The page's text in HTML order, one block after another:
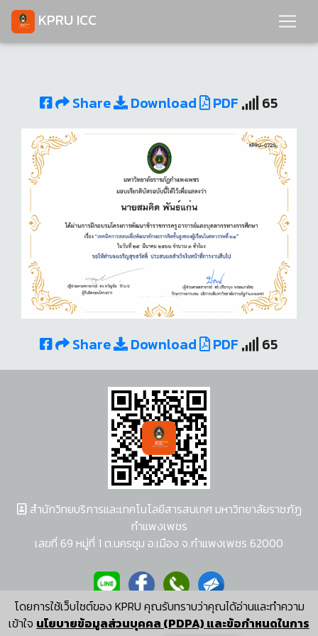
KPRU ICC
Share Download PDF 65
Share Download PDF 65
โดยการใช้เว็บไซต์ของ KPRU คุณรับทราบว่าคุณได้อ่านและทำความ
เข้าใจ นโยบายข้อมูลส่วนบุคคล (PDPA) และข้อกำหนดในการ
สำนักวิทยบริการและเทคโนโลยีสารสนเทศ มหาวิทยาลัยราชภัฏ
กำแพงเพชร
เลขที่ 69 หมู่ที่ 1 ต.นครชุม อ.เมือง จ.กำแพงเพชร 62000
ผู้พัฒนาระบบ อนุชา พวงผกา